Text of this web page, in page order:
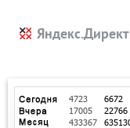
Яндекс.Директ